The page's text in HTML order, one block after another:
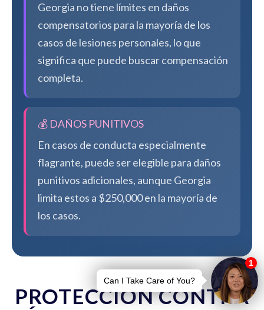
Georgia no tiene límites en daños
compensatorios para la mayoría de los
casos de lesiones personales, lo que
significa que puede buscar compensación
completa.
💰 DAÑOS PUNITIVOS
En casos de conducta especialmente
flagrante, puede ser elegible para daños
punitivos adicionales, aunque Georgia
limita estos a $250,000 en la mayoría de
los casos.
PROTECCIÓN CONTRA